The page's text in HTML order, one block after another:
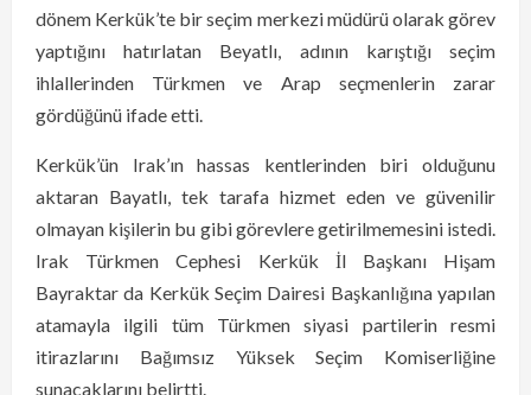
dönem Kerkük’te bir seçim merkezi müdürü olarak görev
yaptığını hatırlatan Beyatlı, adının karıştığı seçim
ihlallerinden Türkmen ve Arap seçmenlerin zarar
gördüğünü ifade etti.
Kerkük’ün Irak’ın hassas kentlerinden biri olduğunu
aktaran Bayatlı, tek tarafa hizmet eden ve güvenilir
olmayan kişilerin bu gibi görevlere getirilmemesini istedi.
Irak Türkmen Cephesi Kerkük İl Başkanı Hişam
Bayraktar da Kerkük Seçim Dairesi Başkanlığına yapılan
atamayla ilgili tüm Türkmen siyasi partilerin resmi
itirazlarını Bağımsız Yüksek Seçim Komiserliğine
sunacaklarını belirtti.